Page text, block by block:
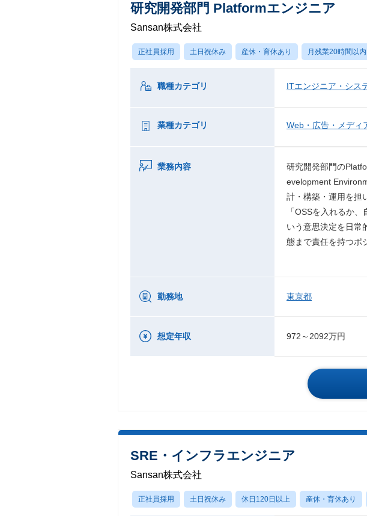
研究開発部門 Platformエンジニア
Sansan株式会社
正社員採用 土日祝休み 産休・育休あり 月残業20時間以内
職種カテゴリ ITエンジニア・シス
業種カテゴリ Web・広告・メディ
業務内容
研究開発部門の
evelopment
計・構築・運用を担
「OSSを入れるか
いう意思決定を日常
態まで責任を持つポ
勤務地 東京都
想定年収 972～2092万円
SRE・インフラエンジニア
Sansan株式会社
正社員採用 土日祝休み 休日120日以上 産休・育休あり